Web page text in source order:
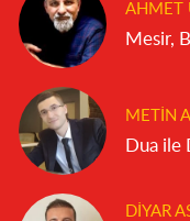
AHMET
Mesir,
METIN
Dua ile
DIYAR